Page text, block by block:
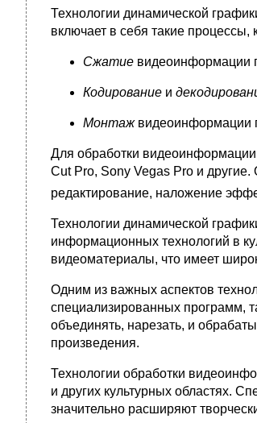
Технологии динамической
включает в себя такие
Сжатие видеоинформации
Кодирование и
Монтаж видеоинформации
Для обработки видеоинформации
Cut Pro, Sony Vegas Pro и
редактирование, наложение
Технологии динамической
информационных технологий в
видеоматериалы, что имеет
Одним из важных аспектов
специализированных программ,
объединять, нарезать, и
произведения.
Технологии обработки
и других культурных областях.
значительно расширяют